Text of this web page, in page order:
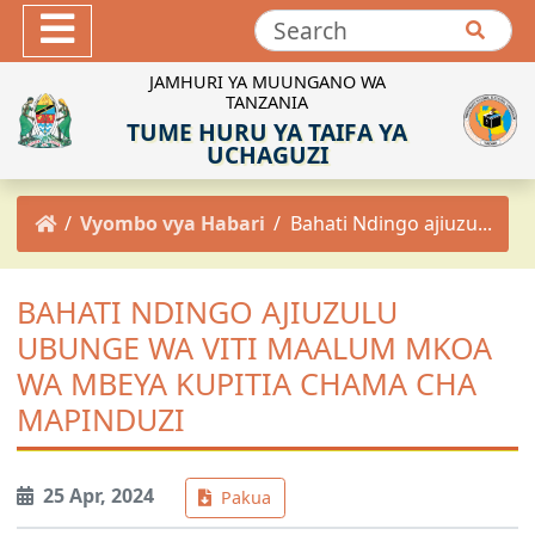
JAMHURI YA MUUNGANO WA
TANZANIA
TUME HURU YA TAIFA YA
UCHAGUZI
Hotuba
Maktaba ya Picha
Maktaba ya Video
INEC-TZ Online TV
MACHAPISHO
Sheria za Uchaguzi
Maadili ya Uchaguzi
Miongozo ya Uchaguzi
Maelekezo ya Uchaguzi
Taarifa za Uchaguzi
Mpango Mkakati wa INEC 2021/2022-2025/2026
Vyombo vya Habari Bahati Ndingo ajiuzu...
BAHATI NDINGO AJIUZULU
UBUNGE WA VITI MAALUM MKOA
WA MBEYA KUPITIA CHAMA CHA
MAPINDUZI
25 Apr, 2024 Pakua